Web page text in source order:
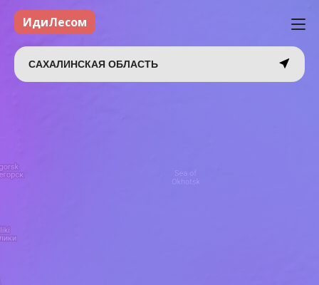
ИдиЛесом
САХАЛИНСКАЯ ОБЛАСТЬ